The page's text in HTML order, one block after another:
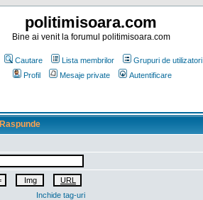
politimisoara.com
Bine ai venit la forumul politimisoara.com
Cautare Lista membrilor Grupuri de utilizatori
Profil
Mesaje private Autentificare
Raspunde
Inchide tag-uri